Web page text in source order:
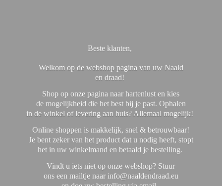
Beste klanten,
Welkom op de webshop pagina van uw Naald
en draad!
Shop op onze pagina naar hartenlust en kies
de mogelijkheid die het best bij je past. Ophalen
in de winkel of levering aan huis? Allemaal mogelijk!
Online shoppen is makkelijk, snel & betrouwbaar!
Je bent zeker van het product dat u nodig heeft, stopt
het in uw winkelmand en betaald je bestelling.
Vindt u iets niet op onze webshop? Stuur
ons een mailtje naar info@naaldendraad.eu